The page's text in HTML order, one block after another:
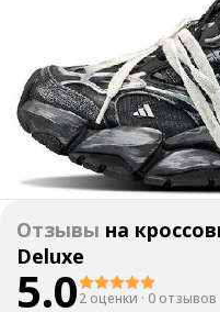
Отзывы на
Deluxe
5.02 оценки · 0 отзывов